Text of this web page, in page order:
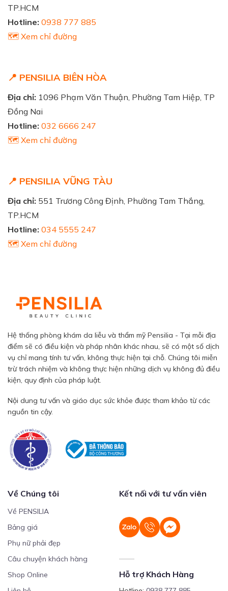
TP.HCM
Hotline: 0938 777 885
🗺️ Xem chỉ đường
📍 PENSILIA BIÊN HÒA
Địa chỉ: 1096 Phạm Văn Thuận, Phường Tam Hiệp, TP
Đồng Nai
Hotline: 032 6666 247
🗺️ Xem chỉ đường
📍 PENSILIA VŨNG TÀU
Địa chỉ: 551 Trương Công Định, Phường Tam Thắng,
TP.HCM
Hotline: 034 5555 247
🗺️ Xem chỉ đường
Hệ thống phòng khám da liễu và thẩm mỹ Pensilia - Tại mỗi địa
điểm sẽ có điều kiện và pháp nhân khác nhau, sẽ có một số dịch
vụ chỉ mang tính tư vấn, không thực hiện tại chỗ. Chúng tôi miễn
trừ trách nhiệm và không thực hiện những dịch vụ không đủ điều
kiện, quy định của pháp luật.
Nội dung tư vấn và giáo dục sức khỏe được tham khảo từ các
nguồn tin cậy.
Về Chúng tôi
Về PENSILIA
Bảng giá
Phụ nữ phải đẹp
Câu chuyện khách hàng
Shop Online
Kết nối với tư vấn viên
Hỗ trợ Khách Hàng